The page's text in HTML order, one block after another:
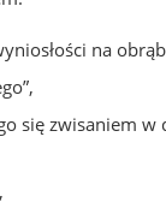
na
się zwisaniem